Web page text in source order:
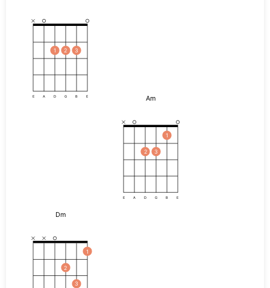
1 2 3
E A D G B E Am
2 3
1
E A D G B E
Dm
2
3
1